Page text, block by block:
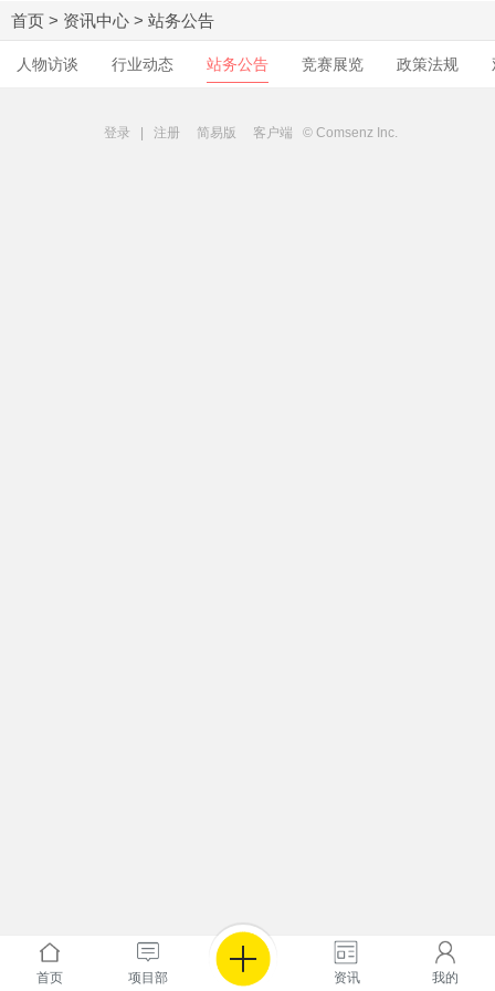
首页 > 资讯中心 > 站务公告
人物访谈 行业动态 站务公告 竞赛展览 政策法规
登录 注册 简易版 客户端 © Comsenz Inc.
首页 项目部 资讯 我的